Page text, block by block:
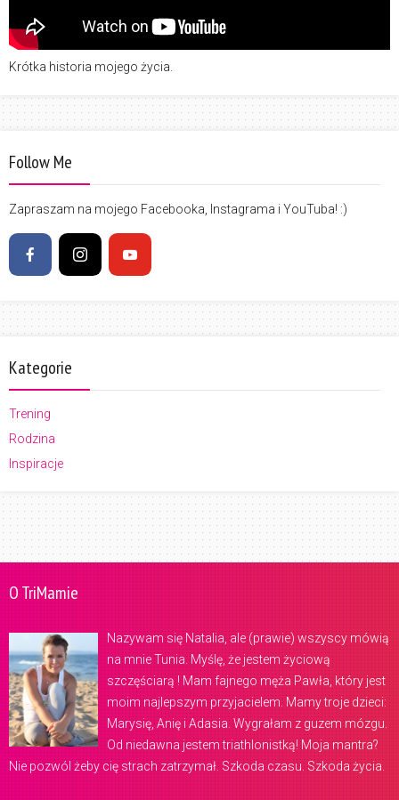
Krótka historia mojego życia.
Follow Me
Zapraszam na mojego Facebooka, Instagrama i YouTuba! :)
Kategorie
Trening
Rodzina
Inspiracje
O TriMamie
Nazywam się Natalia, ale (prawie) wszyscy mówią
na mnie Tunia. Myślę, że jestem życiową
szczęściarą ! Mam fajnego męża Pawła, który jest
moim najlepszym przyjacielem. Mamy troje dzieci:
Marysię, Anię i Adasia. Wygrałam z guzem mózgu.
Od niedawna jestem triathlonistką! Moja mantra?
Nie pozwól żeby cię strach zatrzymał. Szkoda czasu. Szkoda życia.